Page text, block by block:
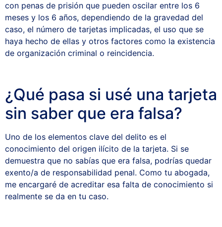
con penas de prisión que pueden oscilar entre los 6
meses y los 6 años, dependiendo de la gravedad del
caso, el número de tarjetas implicadas, el uso que se
haya hecho de ellas y otros factores como la existencia
de organización criminal o reincidencia.
¿Qué pasa si usé una tarjeta
sin saber que era falsa?
Uno de los elementos clave del delito es el
conocimiento del origen ilícito de la tarjeta. Si se
demuestra que no sabías que era falsa, podrías quedar
exento/a de responsabilidad penal. Como tu abogada,
me encargaré de acreditar esa falta de conocimiento si
realmente se da en tu caso.